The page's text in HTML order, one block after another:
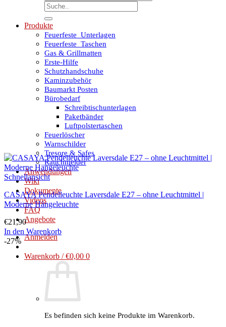
Suchen
nach:
Produkte
Feuerfeste_Unterlagen
Feuerfeste_Taschen
Gas & Grillmatten
Erste-Hilfe
Schutzhandschuhe
Kaminzubehör
Baumarkt Posten
Bürobedarf
Schreibtischunterlagen
Paketbänder
Luftpolstertaschen
Feuerlöscher
Warnschilder
Tresore & Safes
Rauchmelder
Anwendungen
Wiki
Dokumente
Videos
FAQ
Angebote
Anmelden
Warenkorb /€0,00 0
Es befinden sich keine Produkte im Warenkorb.
Schnellansicht
CASAYA Pendelleuchte Laversdale E27 – ohne Leuchtmittel |
Moderne Hängeleuchte
€21,90
In den Warenkorb
-27%